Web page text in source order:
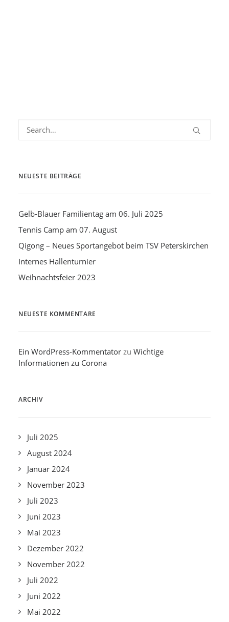
NEUESTE BEITRÄGE
Gelb-Blauer Familientag am 06. Juli 2025
Tennis Camp am 07. August
Qigong – Neues Sportangebot beim TSV Peterskirchen
Internes Hallenturnier
Weihnachtsfeier 2023
NEUESTE KOMMENTARE
Ein WordPress-Kommentator zu Wichtige
Informationen zu Corona
ARCHIV
Juli 2025
August 2024
Januar 2024
November 2023
Juli 2023
Juni 2023
Mai 2023
Dezember 2022
November 2022
Juli 2022
Juni 2022
Mai 2022